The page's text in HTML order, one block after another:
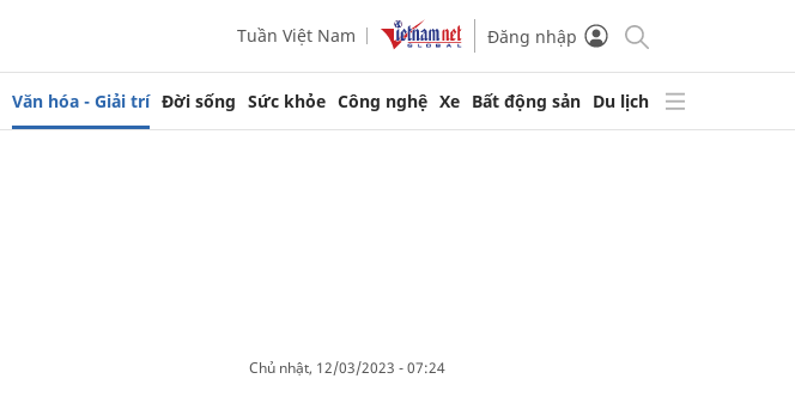
Tuần Việt Nam Đăng nhập
Văn hóa - Giải trí Đời sống Sức khỏe Công nghệ Xe Bất động sản Du lịch
chủ nhật, 12/03/2023 - 07:24